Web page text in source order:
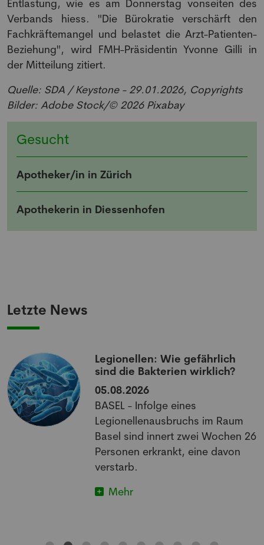
Entlastung, wie es am Donnerstag vonseiten des
Verbands hiess. "Die Bürokratie verschärft den
Fachkräftemangel und belastet die Arzt-Patienten-
Beziehung", wird FMH-Präsidentin Yvonne Gilli in
der Mitteilung zitiert.
Quelle: SDA / Keystone - 29.01.2026, Copyrights
Bilder: Adobe Stock/© 2026 Pixabay
Gesucht
Apotheker/in in Zürich
Apothekerin in Diessenhofen
Letzte News
Legionellen: Wie gefährlich
sind die Bakterien wirklich?
05.08.2026
BASEL - Infolge eines
Legionellenausbruchs im Raum
Basel sind innert zwei Wochen 26
Personen erkrankt, eine davon
verstarb.
Mehr
Anmeldung Newsletter
Melde dich kostenlos für unseren Newsletter
an und erhalte einmal pro Woche die neusten
Stellenangebote und News aus der Welt der
Pharmazie und Medizin.